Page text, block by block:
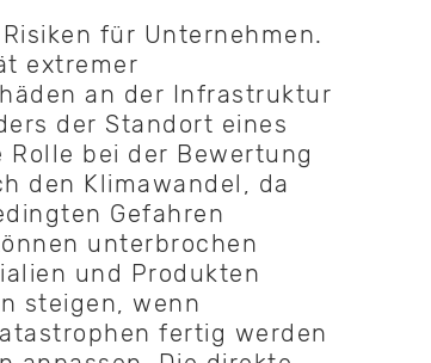
für Unternehmen.
extremer
an der Infrastruktur
der Standort eines
bei der Bewertung
den Klimawandel, da
Gefahren
unterbrochen
und Produkten
steigen, wenn
fertig werden